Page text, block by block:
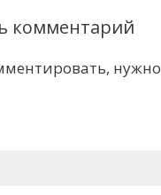
комментарий
нужно